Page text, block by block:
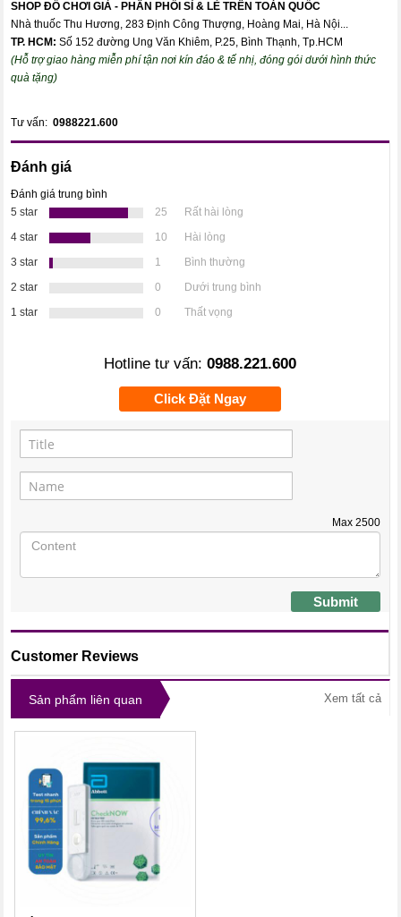
SHOP ĐỒ CHƠI GIẢ - PHÂN PHỐI SỈ & LẺ TRÊN TOÀN QUỐC
Nhà thuốc Thu Hương, 283 Định Công Thượng, Hoàng Mai, Hà Nội...
TP. HCM: Số 152 đường Ung Văn Khiêm, P.25, Bình Thạnh, Tp.HCM
(Hỗ trợ giao hàng miễn phí tận nơi kín đáo & tế nhị, đóng gói dưới hình thức
quà tặng)
Tư vấn:0988221.600
Đánh giá
Đánh giá trung bình
5 star
25
Rất hài lòng
4 star
10
Hài lòng
3 star
1
Bình thường
2 star
0
Dưới trung bình
1 star
0 Thất vọng
Hotline tư vấn: 0988.221.600
Click Đặt Ngay
Max 2500
Submit
Customer Reviews
Sản phẩm liên quan Xem tất cả